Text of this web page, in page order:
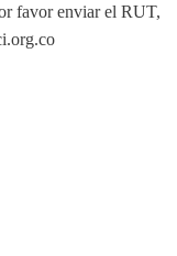
favor enviar el RUT,